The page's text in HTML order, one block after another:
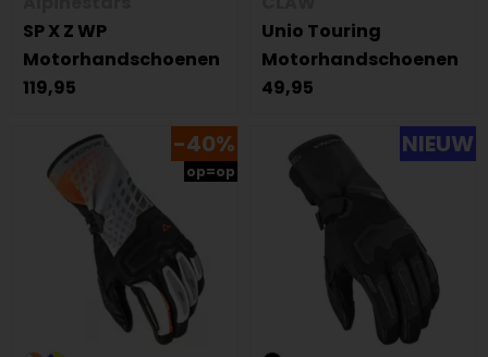
SP X Z WP
Motorhandschoenen
119,95
Unio Touring
Motorhandschoenen
49,95
-40%
op=op
NIEUW